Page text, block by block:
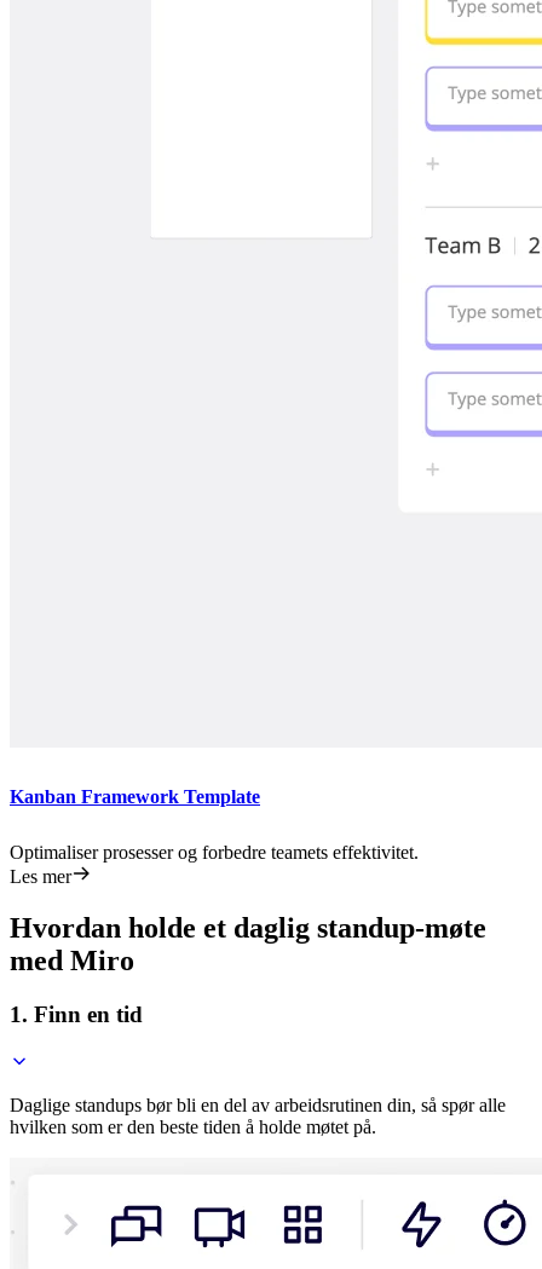
Kanban Framework Template
Optimaliser prosesser og forbedre teamets effektivitet.
Les mer
Hvordan holde et daglig standup-møte
med Miro
1. Finn en tid
Daglige standups bør bli en del av arbeidsrutinen din, så spør alle
hvilken som er den beste tiden å holde møtet på.